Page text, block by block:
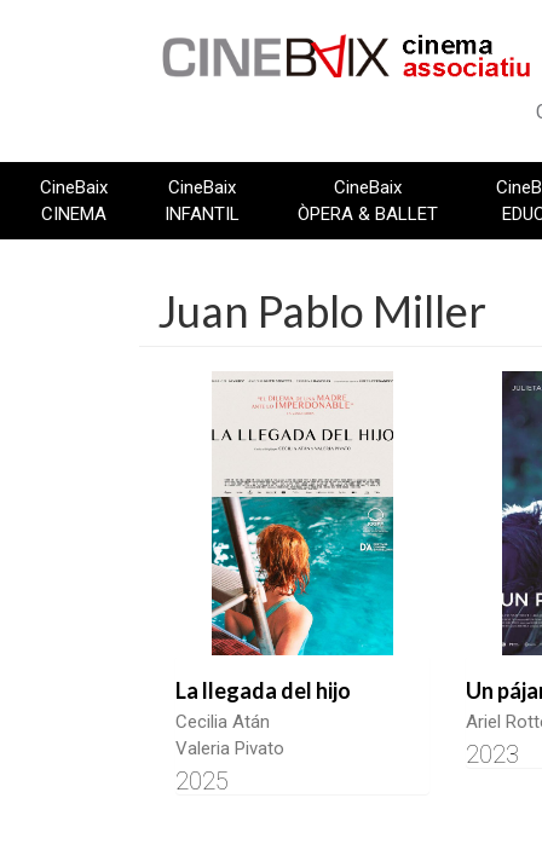
CineBaix
CINEMA
CineBaix
INFANTIL
CineBaix
ÒPERA & BALLET
Juan Pablo Miller
La llegada del hijo
Cecilia Atán
Valeria Pivato
2025
Un
Ariel
2023